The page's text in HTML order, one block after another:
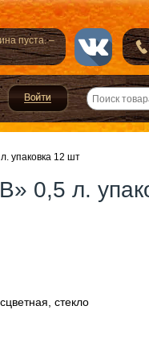
пуста. –
упаковка 12 шт
0,5 л.
стекло